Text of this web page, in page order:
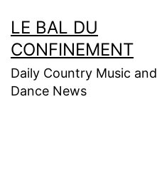
au
contenu
LE BAL DU
CONFINEMENT
Daily Country Music and
Dance News